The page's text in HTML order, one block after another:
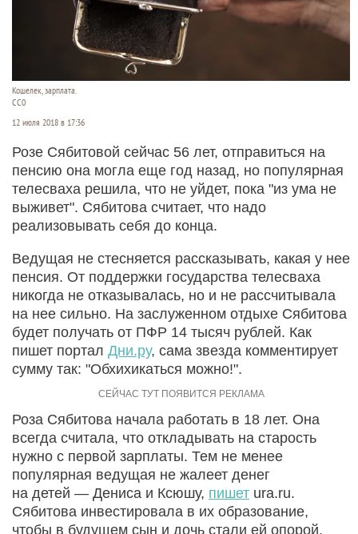
Кошелек, зарплата.
СС0
12 июля 2018 в 17:36
Розе Сябитовой сейчас 56 лет, отправиться на
пенсию она могла еще год назад, но популярная
телесваха решила, что не уйдет, пока "из ума не
выживет". Сябитова считает, что надо
реализовывать себя до конца.
Ведущая не стесняется рассказывать, какая у нее
пенсия. От поддержки государства телесваха
никогда не отказывалась, но и не рассчитывала
на нее сильно. На заслуженном отдыхе Сябитова
будет получать от ПФР 14 тысяч рублей. Как
пишет портал Дни.ру, сама звезда комментирует
сумму так: "Обхихикаться можно!".
Роза Сябитова начала работать в 18 лет. Она
всегда считала, что откладывать на старость
нужно с первой зарплаты. Тем не менее
популярная ведущая не жалеет денег
на детей — Дениса и Ксюшу, пишет ura.ru.
Сябитова инвестировала в их образование,
чтобы в будущем сын и дочь стали ей опорой.